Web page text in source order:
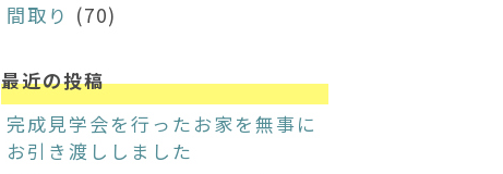
間取り (70)
最近の投稿
完成見学会を行ったお家を無事に
お引き渡ししました